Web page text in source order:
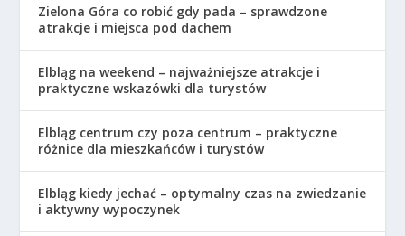
Zielona Góra co robić gdy pada – sprawdzone
atrakcje i miejsca pod dachem
Elbląg na weekend – najważniejsze atrakcje i
praktyczne wskazówki dla turystów
Elbląg centrum czy poza centrum – praktyczne
różnice dla mieszkańców i turystów
Elbląg kiedy jechać – optymalny czas na zwiedzanie
i aktywny wypoczynek